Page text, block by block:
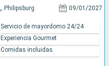
Philipsburg 09/01/2027
Servicio de mayordomo 24/24
Experiencia Gourmet
Comidas incluidas